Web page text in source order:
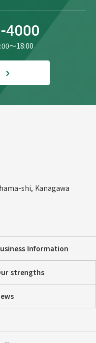
4000
〜18:00
shi, Kanagawa
Information
strengths